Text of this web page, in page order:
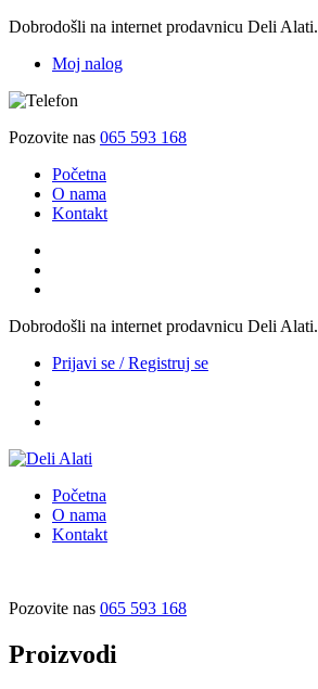
Dobrodošli na internet prodavnicu Deli Alati.
Moj nalog
Pozovite nas 065 593 168
Početna
O nama
Kontakt
Dobrodošli na internet prodavnicu Deli Alati.
Prijavi se / Registruj se
Početna
O nama
Kontakt
Pozovite nas 065 593 168
Proizvodi